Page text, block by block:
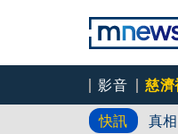
影音 慈
快訊
真
真